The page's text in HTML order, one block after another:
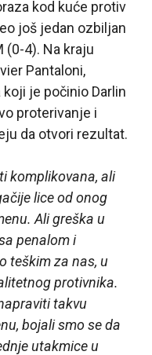
kod kuće protiv
još jedan ozbiljan
(0-4). Na kraju
Pantaloni,
je počinio Darlin
proterivanje i
da otvori rezultat.
komplikovana, ali
lice od onog
Ali greška u
penalom i
teškim za nas, u
protivnika.
takvu
bojali smo se da
utakmice u